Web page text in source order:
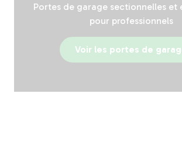
Portes de garage sectionnelles et
pour professionnels
Voir les portes de